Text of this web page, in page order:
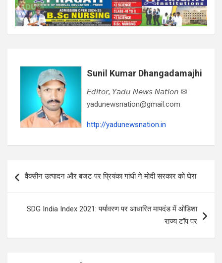
Sunil Kumar Dhangadamajhi
𝘌𝘥𝘪𝘵𝘰𝘳, 𝘠𝘢𝘥𝘶 𝘕𝘦𝘸𝘴 𝘕𝘢𝘵𝘪𝘰𝘯 ✉
yadunewsnation@gmail.com
http://yadunewsnation.in
navigation
वैक्सीन उत्पादन और बजट पर प्रियंका गांधी ने मोदी सरकार को घेरा
SDG India Index 2021: पर्यावरण पर आधारित मापदंड में ओडिशा
राज्य टॉप पर